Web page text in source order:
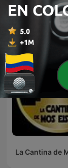
Metal
Podcast/
Podcast
La Cantina de